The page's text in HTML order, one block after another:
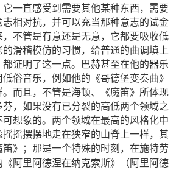
一直感受到需要其他某种东西，需要
相对抗，并可以充当那种意志的试金
不管是有意还是无意，它都要吸收低
滑稽模仿的习惯，给普通的曲调填上
证明了这一点。巴赫甚至在他的器乐
俗音乐，例如他的《哥德堡变奏曲》
而且，不管是海顿、《魔笛》所体现
，如果没有已分裂的高低两个领域之
想象的。两个领域在最高的风格化中
摇摆摆地走在狭窄的山脊上一样，其
》；那是一个特殊的时刻，在施特劳
阿里阿德涅在纳克索斯》
（ 阿里阿德